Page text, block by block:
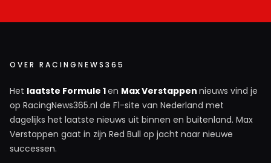
OVER RACINGNEWS365
Het laatste Formule 1en Max Verstappen nieuws vind je
op RacingNews365.nl de F1-site van Nederland met
dagelijks het laatste nieuws uit binnen en buitenland. Max
Verstappen gaat in zijn Red Bull op jacht naar nieuwe
successen.